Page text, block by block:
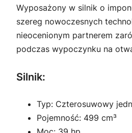
Wyposażony w silnik o
szereg nowoczesnych
nieocenionym partnerem
podczas wypoczynku na
Silnik:
Typ: Czterosuwowy
Pojemność: 499 cm³